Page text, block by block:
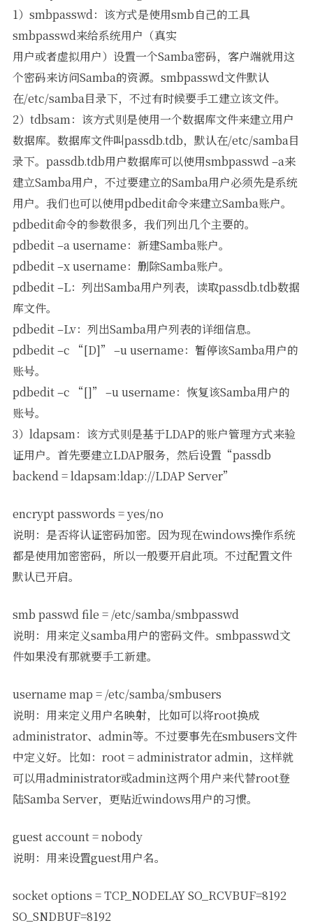
1）smbpasswd：该方式是使用smb自己的工具
smbpasswd来给系统用户（真实
用户或者虚拟用户）设置一个Samba密码，客户端就用这
个密码来访问Samba的资源。smbpasswd文件默认
在/etc/samba目录下，不过有时候要手工建立该文件。
2）tdbsam：该方式则是使用一个数据库文件来建立用户
数据库。数据库文件叫passdb.tdb，默认在/etc/samba目
录下。passdb.tdb用户数据库可以使用smbpasswd –a来
建立Samba用户，不过要建立的Samba用户必须先是系统
用户。我们也可以使用pdbedit命令来建立Samba账户。
pdbedit命令的参数很多，我们列出几个主要的。
pdbedit –a username：新建Samba账户。
pdbedit –x username：删除Samba账户。
pdbedit –L：列出Samba用户列表，读取passdb.tdb数据
库文件。
pdbedit –Lv：列出Samba用户列表的详细信息。
pdbedit –c “[D]” –u username：暂停该Samba用户的
账号。
pdbedit –c “[]” –u username：恢复该Samba用户的
账号。
3）ldapsam：该方式则是基于LDAP的账户管理方式来验
证用户。首先要建立LDAP服务，然后设置“passdb
backend = ldapsam:ldap://LDAP Server”
encrypt passwords = yes/no
说明：是否将认证密码加密。因为现在windows操作系统
都是使用加密密码，所以一般要开启此项。不过配置文件
默认已开启。
smb passwd file = /etc/samba/smbpasswd
说明：用来定义samba用户的密码文件。smbpasswd文
件如果没有那就要手工新建。
username map = /etc/samba/smbusers
说明：用来定义用户名映射，比如可以将root换成
administrator、admin等。不过要事先在smbusers文件
中定义好。比如：root = administrator admin，这样就
可以用administrator或admin这两个用户来代替root登
陆Samba Server，更贴近windows用户的习惯。
guest account = nobody
说明：用来设置guest用户名。
socket options = TCP_NODELAY SO_RCVBUF=8192
SO_SNDBUF=8192